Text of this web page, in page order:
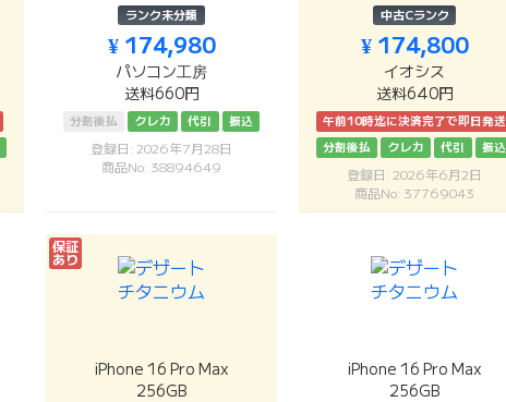
ランク未分類
¥ 174,980
パソコン工房
送料660円
分割後払 クレカ 代引 振込
登録日: 2026年7月28日
商品No: 38894649
中古Cランク
¥ 174,800
イオシス
送料640円
午前10時迄に決済完了で即日発送
分割後払
クレカ 代引 振込
登録日: 2026年6月2日
商品No: 37769043
保証
あり
iPhone 16 Pro Max
256GB
iPhone 16 Pro Max
256GB